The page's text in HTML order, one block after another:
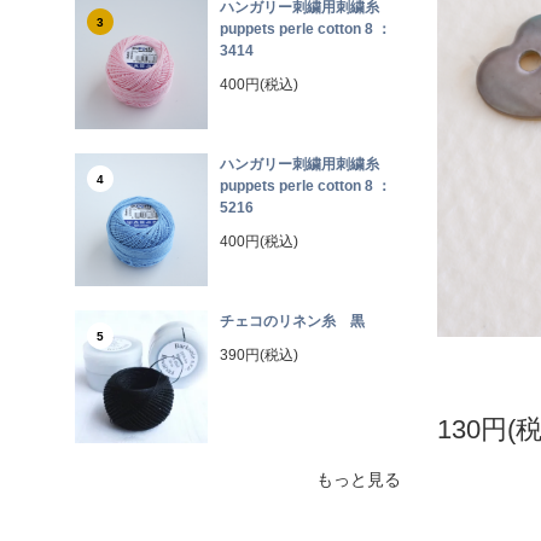
3
ハンガリー刺繍用刺繍糸
puppets perle cotton 8 ：
3414
400円(税込)
4
ハンガリー刺繍用刺繍糸
puppets perle cotton 8 ：
5216
400円(税込)
5
チェコのリネン糸 黒
390円(税込)
もっと見る
130円(